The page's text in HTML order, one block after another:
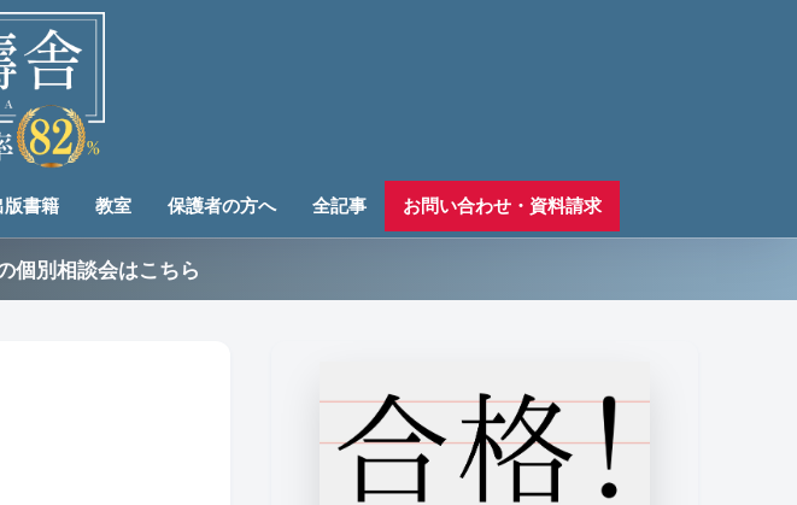
版書籍 教室 保護者の方へ 全記事 お問い合わせ・資料請求
個別相談会はこちら